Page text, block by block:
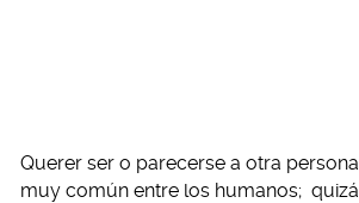
Querer ser o parecerse a otra
muy común entre los humanos;